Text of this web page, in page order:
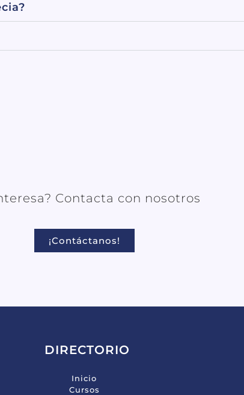
Contacta con nosotros
¡Contáctanos!
DIRECTORIO
Inicio
Cursos